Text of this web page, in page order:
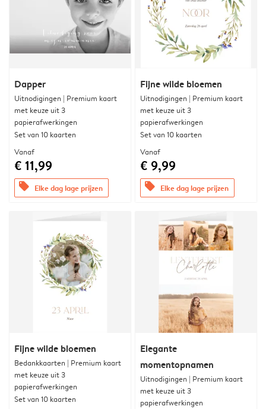
Dapper
Uitnodigingen | Premium kaart
met keuze uit 3
papierafwerkingen
Set van 10 kaarten
Vanaf
€ 11,99
offers Elke dag lage prijzen
Fijne wilde bloemen
Uitnodigingen | Premium kaart
met keuze uit 3
papierafwerkingen
Set van 10 kaarten
Vanaf
€ 9,99
offers Elke dag lage prijzen
Fijne wilde bloemen
Bedankkaarten | Premium kaart
met keuze uit 3
papierafwerkingen
Set van 10 kaarten
Elegante
momentopnamen
Uitnodigingen | Premium kaart
met keuze uit 3
papierafwerkingen